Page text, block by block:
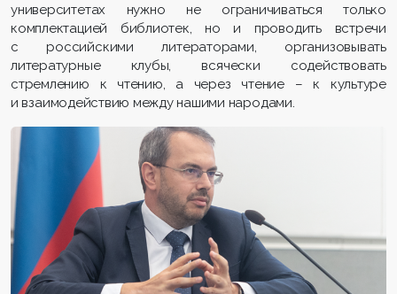
университетах нужно не ограничиваться только
комплектацией библиотек, но и проводить встречи
с российскими литераторами, организовывать
литературные клубы, всячески содействовать
стремлению к чтению, а через чтение – к культуре
и взаимодействию между нашими народами.